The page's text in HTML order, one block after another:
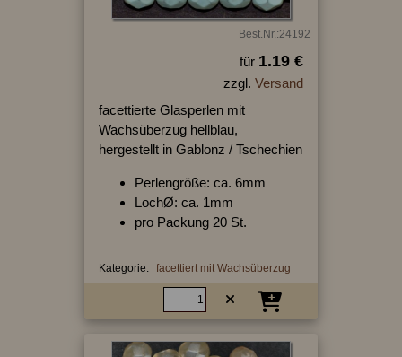
Best.Nr.:24192
für 1.19 €
zzgl. Versand
facettierte Glasperlen mit
Wachsüberzug hellblau,
hergestellt in Gablonz / Tschechien
Perlengröße: ca. 6mm
LochØ: ca. 1mm
pro Packung 20 St.
Kategorie: facettiert mit Wachsüberzug